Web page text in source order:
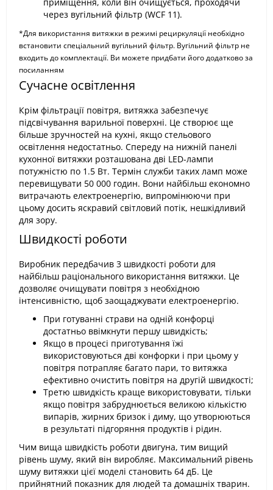
через вугільний фільтр (WCF 11).
*Для використання витяжки в режимі рециркуляції необхідно
встановити спеціальний вугільний фільтр. Вугільний фільтр не
входить до комплектації. Ви можете придбати його додатково за
посиланням
Сучасне освітлення
Крім фільтрації повітря, витяжка забезпечує
підсвічування варильної поверхні. Це створює ще
більше зручностей на кухні, якщо стельового
освітлення недостатньо. Спереду на нижній панелі
кухонної витяжки розташована дві LED-лампи
потужністю по 1.5 Вт. Термін служби таких ламп може
перевищувати 50 000 годин. Вони найбільш економно
витрачають електроенергію, випромінюючи при
цьому досить яскравий світловий потік, нешкідливий
для зору.
Швидкості роботи
Виробник передбачив 3 швидкості роботи для
найбільш раціонального використання витяжки. Це
дозволяє очищувати повітря з необхідною
інтенсивністю, щоб заощаджувати електроенергію.
При готуванні страви на одній конфорці
достатньо ввімкнути першу швидкість;
Якщо в процесі приготування їжі
використовуються дві конфорки і при цьому у
повітря потрапляє багато пари, то витяжка
ефективно очистить повітря на другій швидкості;
Третю швидкість краще використовувати, тільки
якщо повітря забруднюється великою кількістю
випарів, жирних бризок і диму, що утворюються
в результаті підгоряння продуктів і рідин.
Чим вища швидкість роботи двигуна, тим вищий
рівень шуму, який він виробляє. Максимальний рівень
шуму витяжки цієї моделі становить 64 дБ. Це
прийнятний показник для людей та домашніх тварин.